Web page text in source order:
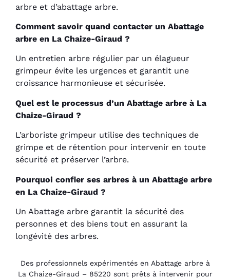
arbre et d’abattage arbre.
Comment savoir quand contacter un Abattage
arbre en La Chaize-Giraud ?
Un entretien arbre régulier par un élagueur
grimpeur évite les urgences et garantit une
croissance harmonieuse et sécurisée.
Quel est le processus d’un Abattage arbre à La
Chaize-Giraud ?
L’arboriste grimpeur utilise des techniques de
grimpe et de rétention pour intervenir en toute
sécurité et préserver l’arbre.
Pourquoi confier ses arbres à un Abattage arbre
en La Chaize-Giraud ?
Un Abattage arbre garantit la sécurité des
personnes et des biens tout en assurant la
longévité des arbres.
Des professionnels expérimentés en Abattage arbre à
La Chaize-Giraud – 85220 sont prêts à intervenir pour